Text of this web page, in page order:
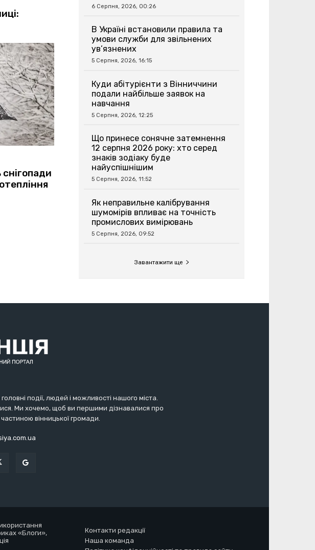
6 Серпня, 2026, 00:26
В Україні встановили правила та
умови служби для звільнених
ув’язнених
5 Серпня, 2026, 16:15
Куди абітурієнти з Вінниччини
подали найбільше заявок на
навчання
5 Серпня, 2026, 12:25
Що принесе сонячне затемнення
12 серпня 2026 року: хто серед
знаків зодіаку буде
найуспішнішим
5 Серпня, 2026, 11:52
Як неправильне калібрування
шумомірів впливає на точність
промислових вимірювань
5 Серпня, 2026, 09:52
Завантажити ще
події, людей і можливості нашого міста.
Ми хочемо, щоб ви першими дізнавалися про
вінницької громади.
«Блоги»,
Контакти редакції
Наша команда